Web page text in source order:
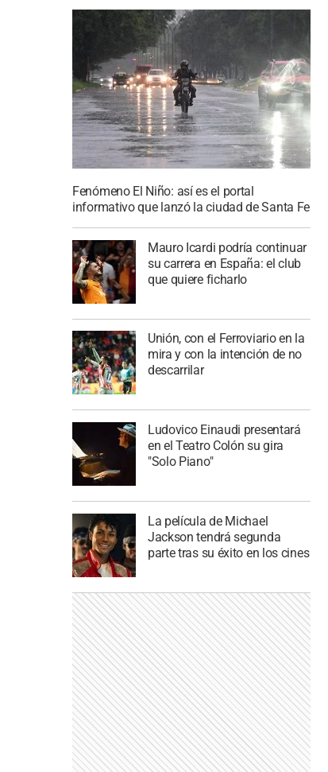
Fenómeno El Niño: así es el portal
informativo que lanzó la ciudad de Santa Fe
Mauro Icardi podría continuar
su carrera en España: el club
que quiere ficharlo
Unión, con el Ferroviario en la
mira y con la intención de no
descarrilar
Ludovico Einaudi presentará
en el Teatro Colón su gira
"Solo Piano"
La película de Michael
Jackson tendrá segunda
parte tras su éxito en los cines